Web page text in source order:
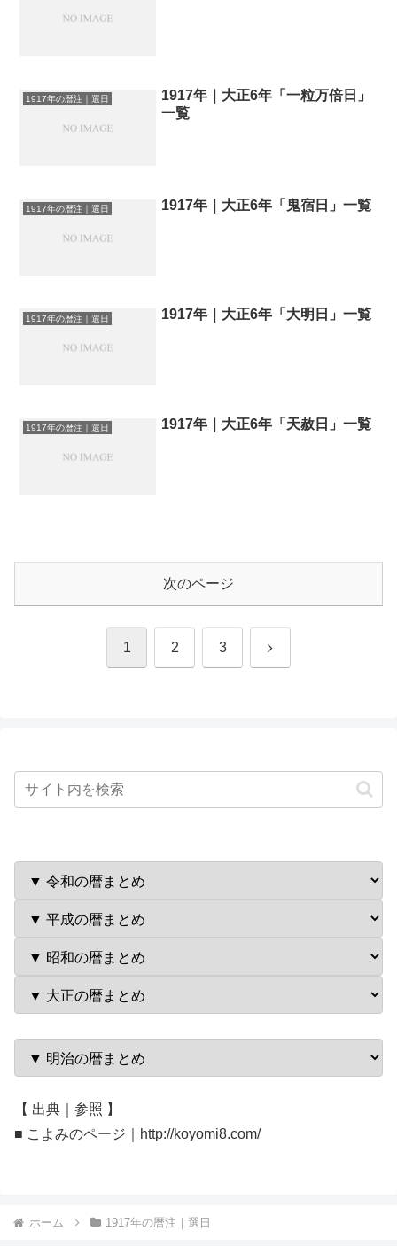
1917年の暦注｜選日
1917年｜大正6年「一粒万倍日」
一覧
1917年の暦注｜選日 1917年｜大正6年「鬼宿日」一覧
1917年の暦注｜選日 1917年｜大正6年「大明日」一覧
1917年の暦注｜選日 1917年｜大正6年「天赦日」一覧
次のページ
1 2 3 次
【 出典｜参照 】
■ こよみのページ｜http://koyomi8.com/
ホーム 1917年の暦注｜選日